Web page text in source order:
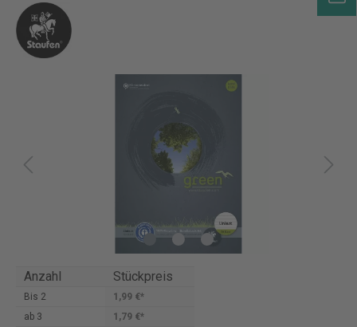
Anzahl Stückpreis
Bis 2
1,99 €*
ab 3 1,79 €*